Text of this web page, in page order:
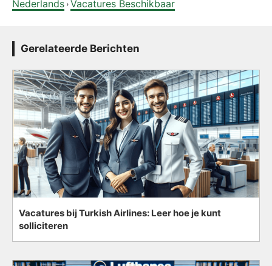
Nederlands › Vacatures Beschikbaar
Gerelateerde Berichten
Vacatures bij Turkish Airlines: Leer hoe je kunt
solliciteren